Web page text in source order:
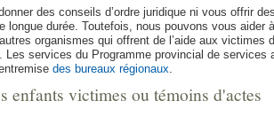
des conseils d’ordre juridique ni vous offrir des
longue durée. Toutefois, nous pouvons vous aider
organismes qui offrent de l’aide aux victimes
services du Programme provincial de services
des bureaux régionaux
enfants victimes ou témoins d'actes